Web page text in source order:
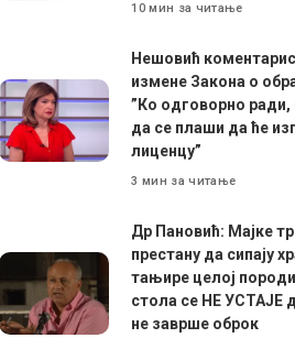
10 мин за читање
Нешовић
измене Закона о
”Ко одговорно ради,
да се плаши да ће
лиценцу”
3 мин за читање
Др Пановић: Мајке
престану да сипају
тањире целој
стола се НЕ УСТАЈЕ
не заврше оброк